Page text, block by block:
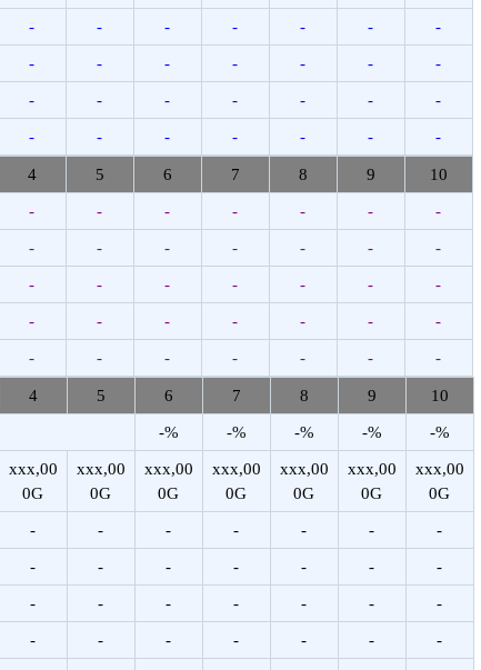
- - - - - - -
- - - - - - -
- - - - - - -
- - - - - - -
4 5 6 7 8 9 10
- - - - - - -
- - - - - - -
- - - - - - -
- - - - - - -
- - - - - - -
4 5 6 7 8 9 10
-% -% -% -% -%
xxx,00
0G
xxx,00
0G
xxx,00
0G
xxx,00
0G
xxx,00
0G
xxx,00
0G
xxx,00
0G
- - - - - - -
- - - - - - -
- - - - - - -
- - - - - - -